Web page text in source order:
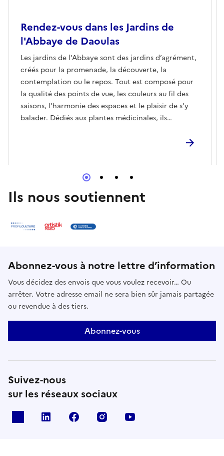
Rendez-vous dans les Jardins de
l'Abbaye de Daoulas
Les jardins de l’Abbaye sont des jardins d’agrément,
créés pour la promenade, la découverte, la
contemplation ou le repos. Tout est composé pour
la qualité des points de vue, les couleurs au fil des
saisons, l’harmonie des espaces et le plaisir de s’y
balader. Dédiés aux plantes médicinales, ils
Huguier qui y prennent place avec Les balades
photographiques de Daoulas.
Ils nous soutiennent
Abonnez-vous à notre lettre d’information
Vous décidez des envois que vous voulez recevoir… Ou
arrêter. Votre adresse email ne sera bien sûr jamais partagée
ou revendue à des tiers.
Abonnez-vous
Suivez-nous
sur les réseaux sociaux
Linkedin Facebook Instagram